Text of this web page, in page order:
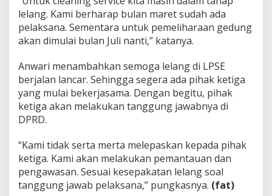
lelang. Kami berharap bulan maret sudah ada
pelaksana. Sementara untuk pemeliharaan gedung
akan dimulai bulan Juli nanti,” katanya.
Anwari menambahkan semoga lelang di LPSE
berjalan lancar. Sehingga segera ada pihak ketiga
yang mulai bekerjasama. Dengan begitu, pihak
ketiga akan melakukan tanggung jawabnya di
DPRD.
“Kami tidak serta merta melepaskan kepada pihak
ketiga. Kami akan melakukan pemantauan dan
pengawasan. Sesuai kesepakatan lelang soal
tanggung jawab pelaksana,” pungkasnya. (fat)